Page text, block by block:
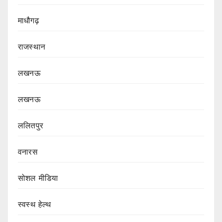
माधौगढ़
राजस्थान
लखनऊ
लखनऊ
ललितपुर
वनारस
सोशल मीडिया
स्वस्थ हेल्थ